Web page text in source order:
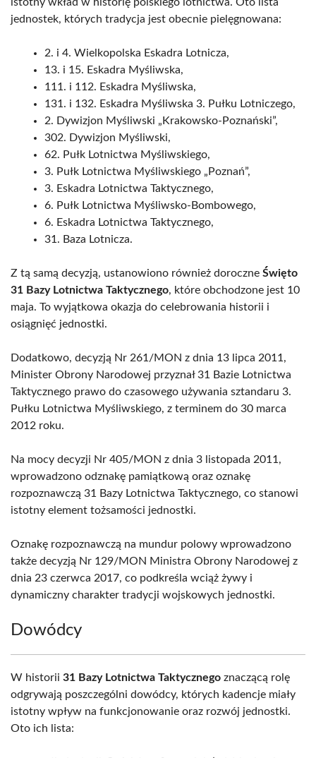
jednostek, których tradycja jest obecnie pielęgnowana:
2. i 4. Wielkopolska Eskadra Lotnicza,
13. i 15. Eskadra Myśliwska,
111. i 112. Eskadra Myśliwska,
131. i 132. Eskadra Myśliwska 3. Pułku Lotniczego,
2. Dywizjon Myśliwski „Krakowsko-Poznański”,
302. Dywizjon Myśliwski,
62. Pułk Lotnictwa Myśliwskiego,
3. Pułk Lotnictwa Myśliwskiego „Poznań”,
3. Eskadra Lotnictwa Taktycznego,
6. Pułk Lotnictwa Myśliwsko-Bombowego,
6. Eskadra Lotnictwa Taktycznego,
31. Baza Lotnicza.
Z tą samą decyzją, ustanowiono również doroczne Święto
31 Bazy Lotnictwa Taktycznego, które obchodzone jest 10
maja. To wyjątkowa okazja do celebrowania historii i
osiągnięć jednostki.
Dodatkowo, decyzją Nr 261/MON z dnia 13 lipca 2011,
Minister Obrony Narodowej przyznał 31 Bazie Lotnictwa
Taktycznego prawo do czasowego używania sztandaru 3.
Pułku Lotnictwa Myśliwskiego, z terminem do 30 marca
2012 roku.
Na mocy decyzji Nr 405/MON z dnia 3 listopada 2011,
wprowadzono odznakę pamiątkową oraz oznakę
rozpoznawczą 31 Bazy Lotnictwa Taktycznego, co stanowi
istotny element tożsamości jednostki.
Oznakę rozpoznawczą na mundur polowy wprowadzono
także decyzją Nr 129/MON Ministra Obrony Narodowej z
dnia 23 czerwca 2017, co podkreśla wciąż żywy i
dynamiczny charakter tradycji wojskowych jednostki.
Dowódcy
W historii 31 Bazy Lotnictwa Taktycznego znaczącą rolę
odgrywają poszczególni dowódcy, których kadencje miały
istotny wpływ na funkcjonowanie oraz rozwój jednostki.
Oto ich lista: